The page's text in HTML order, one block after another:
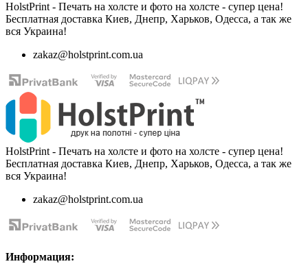
HolstPrint - Печать на холсте и фото на холсте - супер цена!
Бесплатная доставка Киев, Днепр, Харьков, Одесса, а так же
вся Украина!
zakaz@holstprint.com.ua
HolstPrint - Печать на холсте и фото на холсте - супер цена!
Бесплатная доставка Киев, Днепр, Харьков, Одесса, а так же
вся Украина!
zakaz@holstprint.com.ua
Информация: